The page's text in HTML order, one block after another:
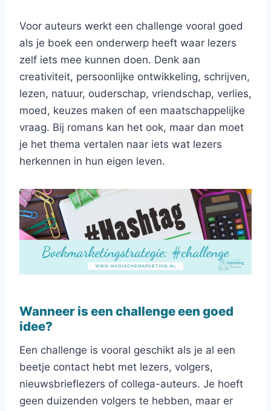
Voor auteurs werkt een challenge vooral goed
als je boek een onderwerp heeft waar lezers
zelf iets mee kunnen doen. Denk aan
creativiteit, persoonlijke ontwikkeling, schrijven,
lezen, natuur, ouderschap, vriendschap, verlies,
moed, keuzes maken of een maatschappelijke
vraag. Bij romans kan het ook, maar dan moet
je het thema vertalen naar iets wat lezers
herkennen in hun eigen leven.
Wanneer is een challenge een goed
idee?
Een challenge is vooral geschikt als je al een
beetje contact hebt met lezers, volgers,
nieuwsbrieflezers of collega-auteurs. Je hoeft
geen duizenden volgers te hebben, maar er